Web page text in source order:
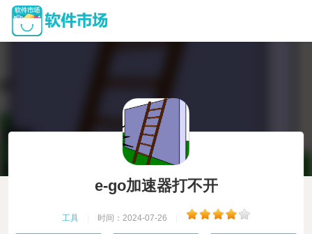
e-go加速器打不开
工具 时间：2024-07-26